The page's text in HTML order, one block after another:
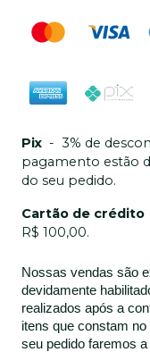
Pix - 3% de
pagamento estão
do seu pedido.
Cartão de crédito
R$ 100,00.
Nossas vendas são
devidamente
realizados após a
itens que constam
seu pedido faremos